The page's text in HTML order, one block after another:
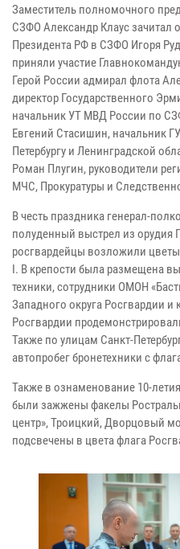
Заместитель полномочного
СЗФО Александр Клаус зачитал
Президента РФ в СЗФО Игоря
приняли участие
Герой России адмирал флота
директор Государственного
начальник УТ МВД России по
Евгений Стасишин, начальник
Петербургу и Ленинградской
Роман Плугин, руководители
МЧС, Прокуратуры и
В честь праздника генерал-
полуденный выстрел из орудия
росгвардейцы возложили
I. В крепости была размещена
техники, сотрудники ОМОН
Западного округа Росгвардии
Росгвардии
Также по улицам Санкт-
автопробег бронетехники с
Также в ознаменование 10-
были зажжены факелы
центр», Троицкий, Дворцовый
подсвечены в цвета флага